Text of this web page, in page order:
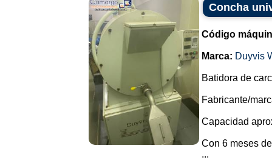
Concha
Código
Marca: Duyvis
Batidora de
Fabricante/
Capacidad
Con 6 meses
...